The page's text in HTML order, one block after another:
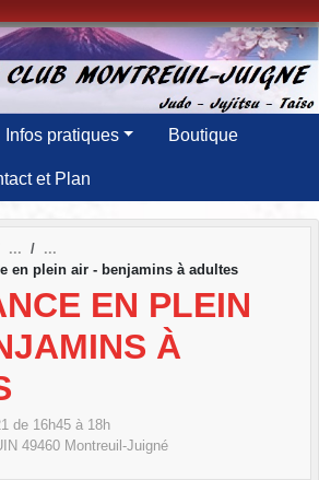
Infos pratiques Boutique
et Plan
en plein air - benjamins à adultes
EN PLEIN
À
de 16h45 à 18h
49460 Montreuil-Juigné